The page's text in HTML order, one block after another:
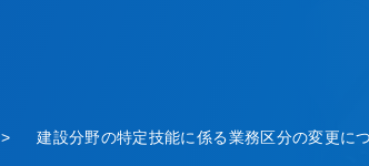
建設分野の特定技能に係る業務区分の変更に